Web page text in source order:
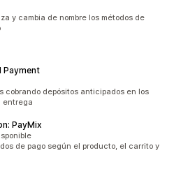
y cambia de nombre los métodos de
Payment
cobrando depósitos anticipados en los
entrega
PayMix
de pago según el producto, el carrito y